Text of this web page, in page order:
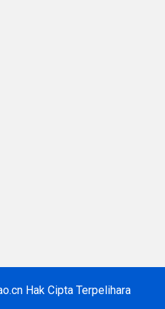
Hak Cipta Terpelihara